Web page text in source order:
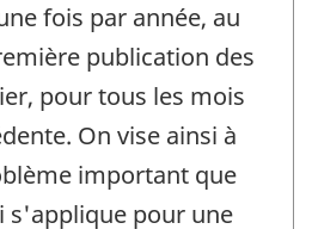
fois par année, au
publication des
pour tous les mois
On vise ainsi à
important que
s'applique pour une